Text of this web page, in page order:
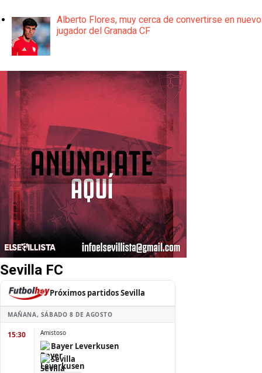
Alberto Flores, muy cerca de convertirse en nuevo
jugador del Granada CF
Sevilla FC